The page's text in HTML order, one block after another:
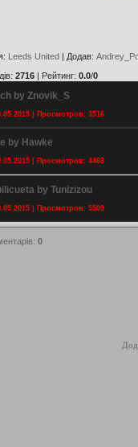
: Leeds United| Додав:
: 2716| Рейтинг: 0.0/0
by Znovik_S
| Просмотров: 3516
by Hawke
| Просмотров: 4468
by Tunizizou
| Просмотров: 5509
: 0